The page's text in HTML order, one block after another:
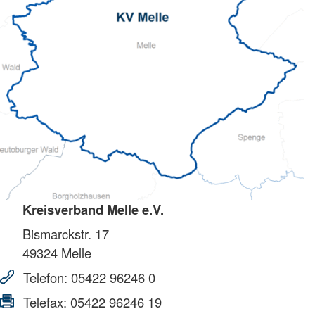
Kreisverband Melle e.V.
Bismarckstr. 17
49324 Melle
Telefon: 05422 96246 0
Telefax: 05422 96246 19